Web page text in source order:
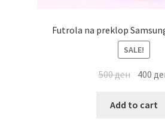
Futrola na preklop
SALE!
500ден 400
Add to cart